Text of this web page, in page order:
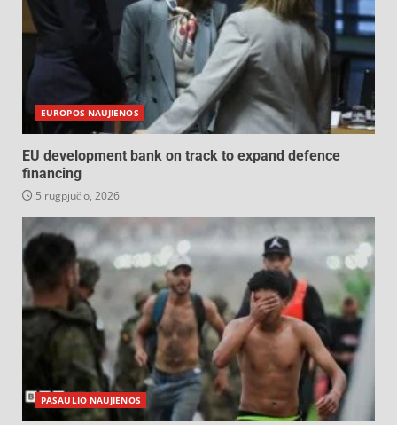
EUROPOS NAUJIENOS
EU development bank on track to expand defence
financing
5 rugpjūčio, 2026
PASAULIO NAUJIENOS